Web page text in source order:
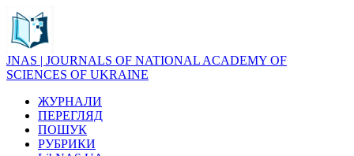
JNAS | JOURNALS OF NATIONAL ACADEMY OF
SCIENCES OF UKRAINE
ЖУРНАЛИ
ПЕРЕГЛЯД
ПОШУК
РУБРИКИ